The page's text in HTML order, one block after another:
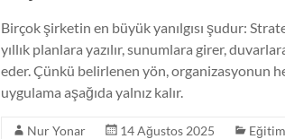
Birçok şirketin en büyük yanılgısı şudur:
yıllık planlara yazılır, sunumlara girer,
eder. Çünkü belirlenen yön, organizasyonun
uygulama aşağıda yalnız kalır.
Nur Yonar 14 Ağustos 2025 Eğitim